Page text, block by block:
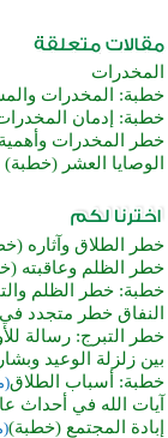
المخدرات
خطبة: المخدرات
خطبة: إدمان
خطر المخدرات
الوصايا العشر (خطبة)
خطر الطلاق وآثاره
خطر الظلم وعاقبته
خطبة: خطر الظلم
النفاق خطر متجدد
خطر التبرج: رسالة
بين زلزلة الوعيد
خطبة: أسباب الطلاق
آيات الله في أحداث عام 1447هـ
إبادة المجتمع (خطبة)